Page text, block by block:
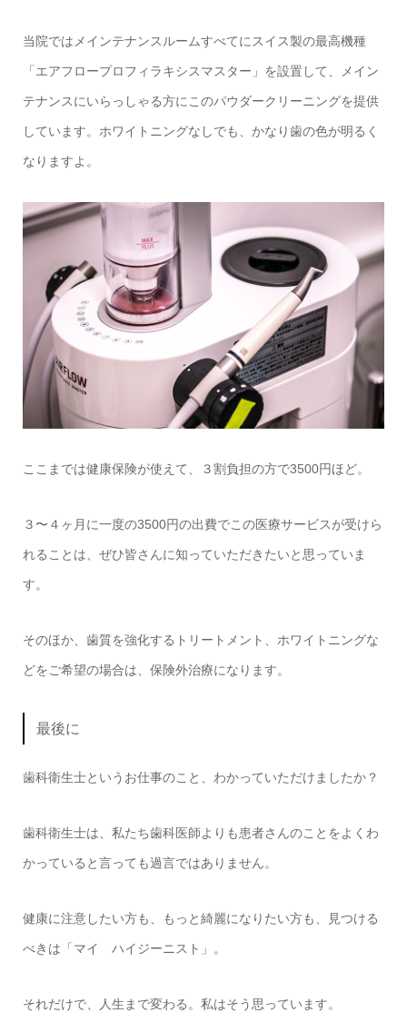
当院ではメインテナンスルームすべてにスイス製の最高機種
「エアフロープロフィラキシスマスター」を設置して、メイン
テナンスにいらっしゃる方にこのパウダークリーニングを提供
しています。ホワイトニングなしでも、かなり歯の色が明るく
なりますよ。
ここまでは健康保険が使えて、３割負担の方で3500円ほど。
３〜４ヶ月に一度の3500円の出費でこの医療サービスが受けら
れることは、ぜひ皆さんに知っていただきたいと思っていま
す。
そのほか、歯質を強化するトリートメント、ホワイトニングな
どをご希望の場合は、保険外治療になります。
最後に
歯科衛生士というお仕事のこと、わかっていただけましたか？
歯科衛生士は、私たち歯科医師よりも患者さんのことをよくわ
かっていると言っても過言ではありません。
健康に注意したい方も、もっと綺麗になりたい方も、見つける
べきは「マイ ハイジーニスト」。
それだけで、人生まで変わる。私はそう思っています。